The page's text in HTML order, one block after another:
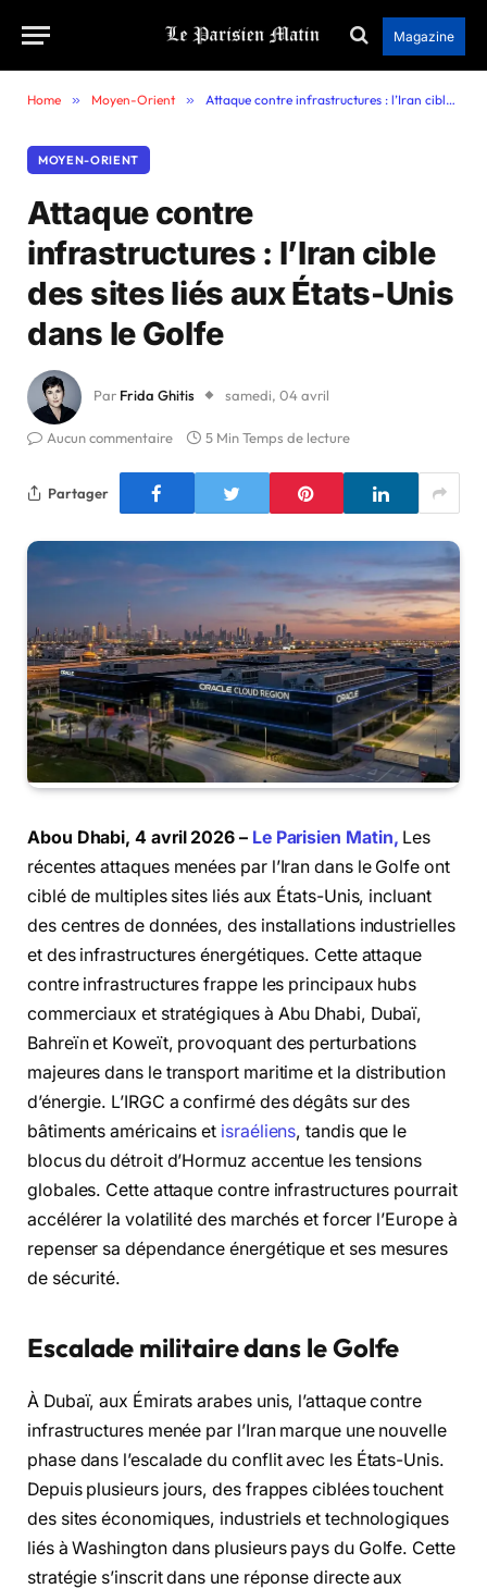
Magazine
Home » Moyen-Orient » Attaque contre infrastructures : l’Iran cible des sites liés aux États-Unis dans le Golfe
MOYEN-ORIENT
Attaque contre
infrastructures : l’Iran cible
des sites liés aux États-Unis
dans le Golfe
Par Frida Ghitis samedi, 04 avril
Aucun commentaire 5 Min Temps de lecture
Partager
Abou Dhabi, 4 avril 2026 – Le Parisien Matin, Les
récentes attaques menées par l’Iran dans le Golfe ont
ciblé de multiples sites liés aux États-Unis, incluant
des centres de données, des installations industrielles
et des infrastructures énergétiques. Cette attaque
contre infrastructures frappe les principaux hubs
commerciaux et stratégiques à Abu Dhabi, Dubaï,
Bahreïn et Koweït, provoquant des perturbations
majeures dans le transport maritime et la distribution
d’énergie. L’IRGC a confirmé des dégâts sur des
bâtiments américains et israéliens, tandis que le
blocus du détroit d’Hormuz accentue les tensions
globales. Cette attaque contre infrastructures pourrait
accélérer la volatilité des marchés et forcer l’Europe à
repenser sa dépendance énergétique et ses mesures
de sécurité.
Escalade militaire dans le Golfe
À Dubaï, aux Émirats arabes unis, l’attaque contre
infrastructures menée par l’Iran marque une nouvelle
phase dans l’escalade du conflit avec les États-Unis.
Depuis plusieurs jours, des frappes ciblées touchent
des sites économiques, industriels et technologiques
liés à Washington dans plusieurs pays du Golfe. Cette
stratégie s’inscrit dans une réponse directe aux